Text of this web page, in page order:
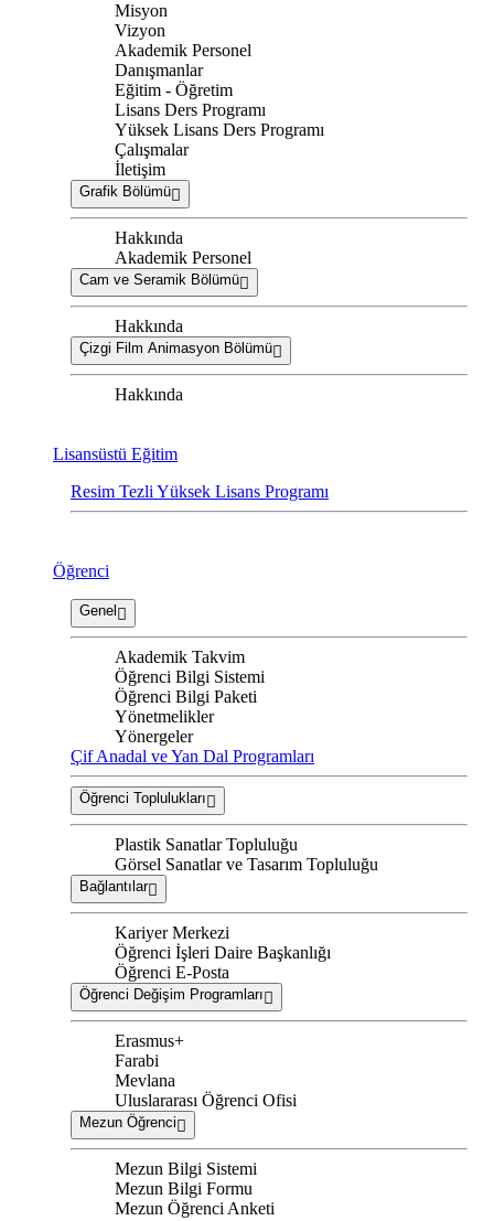
Misyon
Vizyon
Akademik Personel
Danışmanlar
Eğitim - Öğretim
Lisans Ders Programı
Yüksek Lisans Ders Programı
Çalışmalar
İletişim
Grafik Bölümü
Hakkında
Akademik Personel
Cam ve Seramik Bölümü
Hakkında
Çizgi Film Animasyon Bölümü
Hakkında
Lisansüstü Eğitim
Resim Tezli Yüksek Lisans Programı
Öğrenci
Genel
Akademik Takvim
Öğrenci Bilgi Sistemi
Öğrenci Bilgi Paketi
Yönetmelikler
Yönergeler
Çif Anadal ve Yan Dal Programları
Öğrenci Toplulukları
Plastik Sanatlar Topluluğu
Görsel Sanatlar ve Tasarım Topluluğu
Bağlantılar
Kariyer Merkezi
Öğrenci İşleri Daire Başkanlığı
Öğrenci E-Posta
Öğrenci Değişim Programları
Erasmus+
Farabi
Mevlana
Uluslararası Öğrenci Ofisi
Mezun Öğrenci
Mezun Bilgi Sistemi
Mezun Bilgi Formu
Mezun Öğrenci Anketi